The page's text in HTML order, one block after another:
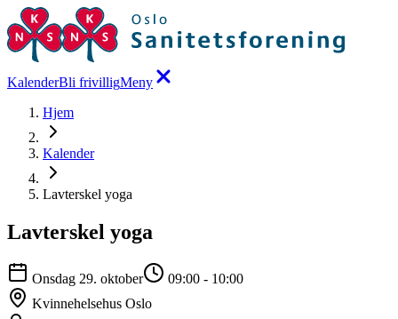
KalenderBli frivilligMeny
Hjem
Kalender
Lavterskel yoga
Lavterskel yoga
Onsdag 29. oktober 09:00 - 10:00
Kvinnehelsehus Oslo